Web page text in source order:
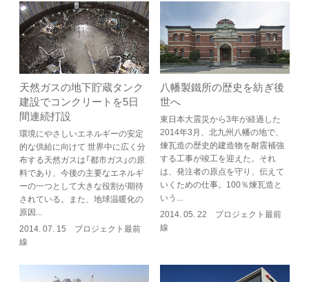
天然ガスの地下貯蔵タンク
建設でコンクリートを5日
間連続打設
環境にやさしいエネルギーの安定
的な供給に向けて 世界中に広く分
布する天然ガスは「都市ガス」の原
料であり、今後の主要なエネルギ
ーの一つとして大きな役割が期待
されている。また、地球温暖化の
原因...
2014. 07. 15 プロジェクト最前
線
八幡製鐵所の歴史を紡ぎ後
世へ
東日本大震災から3年が経過した
2014年3月、北九州八幡の地で、
煉瓦造の歴史的建造物を耐震補強
する工事が竣工を迎えた。それ
は、発注者の原点を守り、伝えて
いくための仕事。100％煉瓦造と
いう...
2014. 05. 22 プロジェクト最前
線